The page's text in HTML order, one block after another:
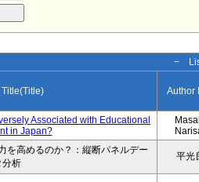
−
Author
Associated with Educational
in Japan?
を高めるのか？：縦断パネルデー
分析
平光